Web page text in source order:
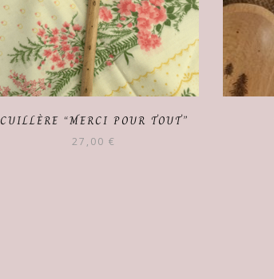
CUILLÈRE “MERCI POUR TOUT”
27,00€